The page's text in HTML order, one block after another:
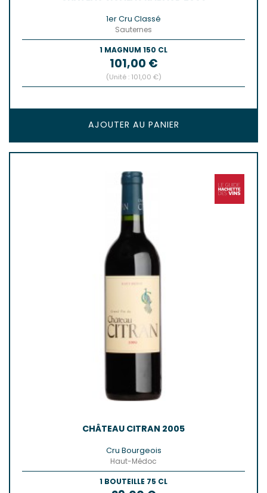
1er Cru Classé
Sauternes
1 MAGNUM 150 CL
Prix
101,00 €
(Unité : 101,00 €)
AJOUTER AU PANIER
CHÂTEAU CITRAN 2005
Cru Bourgeois
Haut-Médoc
1 BOUTEILLE 75 CL